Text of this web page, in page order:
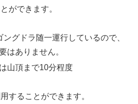
ができます。
グドラ随一運行しているので、
はありません。
山頂まで10分程度
することができます。